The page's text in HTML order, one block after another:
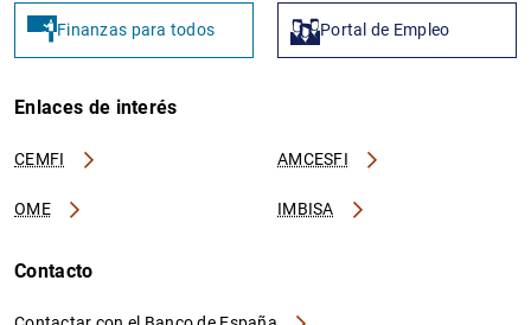
Finanzas para todos Portal de Empleo
Enlaces de interés
CEMFI AMCESFI
OME IMBISA
Contacto